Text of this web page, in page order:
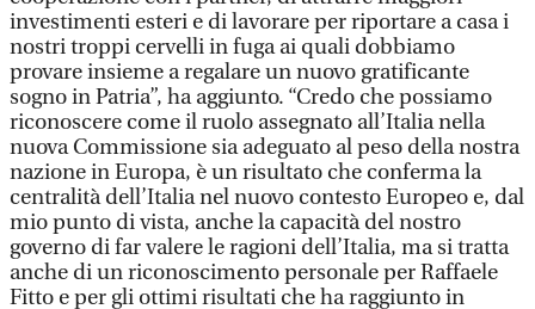
investimenti esteri e di lavorare per riportare a casa i
nostri troppi cervelli in fuga ai quali dobbiamo
provare insieme a regalare un nuovo gratificante
sogno in Patria”, ha aggiunto. “Credo che possiamo
riconoscere come il ruolo assegnato all’Italia nella
nuova Commissione sia adeguato al peso della nostra
nazione in Europa, è un risultato che conferma la
centralità dell’Italia nel nuovo contesto Europeo e, dal
mio punto di vista, anche la capacità del nostro
governo di far valere le ragioni dell’Italia, ma si tratta
anche di un riconoscimento personale per Raffaele
Fitto e per gli ottimi risultati che ha raggiunto in